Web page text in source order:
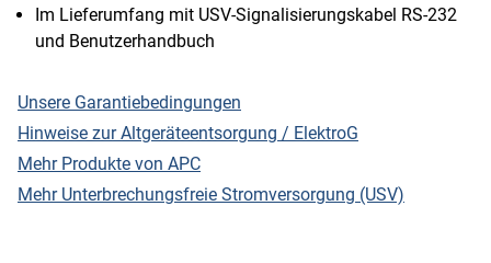
Im Lieferumfang mit USV-Signalisierungskabel RS-232
und Benutzerhandbuch
Unsere Garantiebedingungen
Hinweise zur Altgeräteentsorgung / ElektroG
Mehr Produkte von APC
Mehr Unterbrechungsfreie Stromversorgung (USV)